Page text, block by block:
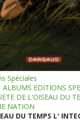
Spéciales
ALBUMS EDITIONS
DE L'OISEAU DU
NATION
DU TEMPS L'